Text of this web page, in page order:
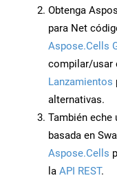
Obtenga
para Net
Aspose.Cells
compilar/usar
Lanzamientos
alternativas.
También eche
basada en
Aspose.Cells
la API REST.